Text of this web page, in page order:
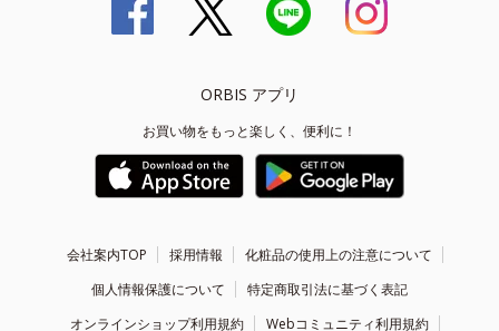
ORBIS アプリ
お買い物をもっと楽しく、便利に！
会社案内TOP 採用情報
化粧品の使用上の注意について
個人情報保護について
特定商取引法に基づく表記
オンラインショップ利用規約
Webコミュニティ利用規約